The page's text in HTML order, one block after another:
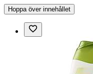
Hoppa över innehållet